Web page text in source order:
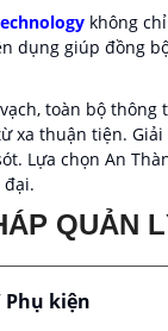
không
dụng giúp đồng
toàn bộ
xa thuận tiện.
Lựa chọn An
QUẢN
kiện